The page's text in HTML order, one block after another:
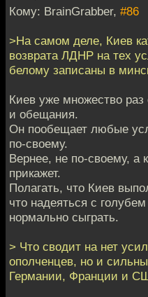
Кому: BrainGrabber, #86
>На самом деле, Киев
возврата ЛДНР на тех
белому записаны в
Киев уже множество раз
и обещания.
Он пообещает любые
по-своему.
Вернее, не по-своему, а
прикажет.
Полагать, что Киев
что надеяться с
нормально сыграть.
> Что сводит на нет
ополченцев, но и
Германии, Франции и